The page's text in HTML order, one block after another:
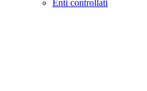
Enti controllati